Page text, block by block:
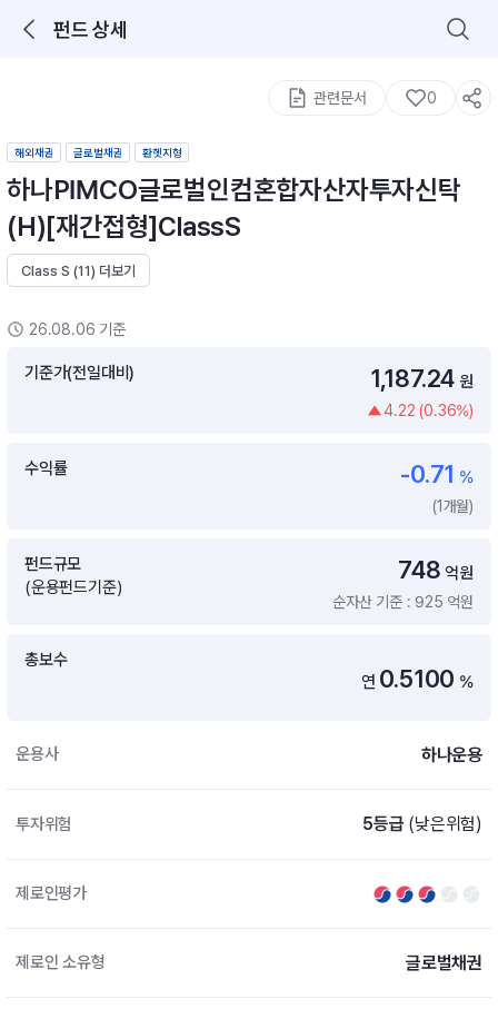
펀드 상세
구성종목 검색
관련문서 0
해외채권 글로벌채권 환헷지형
하나PIMCO글로벌인컴혼합자산자투자신탁
(H)[재간접형]ClassS
Class S (11) 더보기
26.08.06 기준
기준가(전일대비) 1,187.24 원
4.22 (0.36%)
수익률 -0.71 %
(1개월)
펀드규모
(운용펀드기준)
748 억원
순자산 기준 : 925 억원
총보수
연 0.5100 %
운용사 하나운용
투자위험 5등급 (낮은위험)
제로인평가
제로인 소유형 글로벌채권
추천 메뉴
ETF 랭킹
월배당 · 모으기 · 포트래빗 관리
월배당 포트
포트래빗 관리
미국 ETF 검색
ETF 비교
연금 ETF 검색
ETF트렌드 ETF 랭킹 · ETF 찾기 · 종목찾기
미국ETF테마
연금 펀드 검색
투자 라이브러리
ETF 처음투자
내맘대로 만들기
DIY 포트 관리
고객라운지
이벤트
공지사항
FAQ